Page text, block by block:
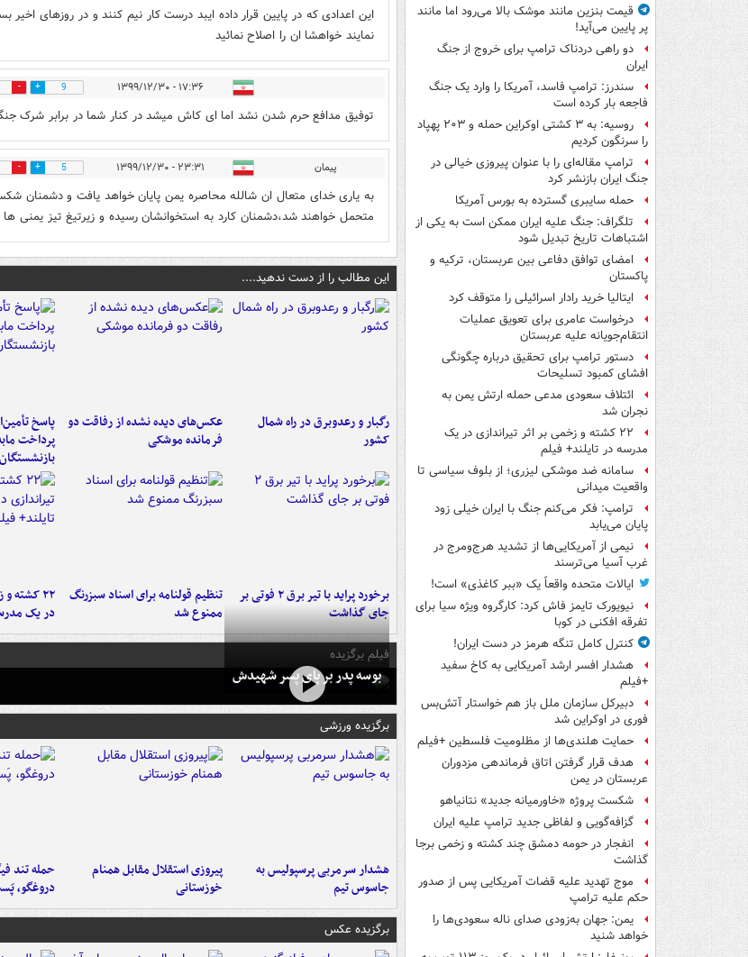
قیمت بنزین مانند موشک بالا می‌رود اما مانند
پر پایین می‌آید!
دو راهی دردناک ترامپ برای خروج از جنگ
ایران
سندرز: ترامپ فاسد، آمریکا را وارد یک جنگ
فاجعه بار کرده است
روسیه: به ۳ کشتی اوکراین حمله و ۲۰۳ پهپاد
را سرنگون کردیم
ترامپ مقاله‌ای را با عنوان پیروزی خیالی در
جنگ ایران بازنشر کرد
حمله سایبری گسترده به بورس آمریکا
تلگراف: جنگ علیه ایران ممکن است به یکی از
اشتباهات تاریخ تبدیل شود
امضای توافق دفاعی بین عربستان، ترکیه و
پاکستان
ایتالیا خرید رادار اسرائیلی را متوقف کرد
درخواست عامری برای تعویق عملیات
انتقام‌جویانه علیه عربستان
دستور ترامپ برای تحقیق درباره چگونگی
افشای کمبود تسلیحات
ائتلاف سعودی مدعی حمله ارتش یمن به
نجران شد
۲۲ کشته و زخمی بر اثر تیراندازی در یک
مدرسه در تایلند+ فیلم
سامانه ضد موشکی لیزری؛ از بلوف سیاسی تا
واقعیت میدانی
ترامپ: فکر می‌کنم جنگ با ایران خیلی زود
پایان می‌یابد
نیمی از آمریکایی‌ها از تشدید هرج‌ومرج در
غرب آسیا می‌ترسند
ایالات متحده واقعاً یک «ببر کاغذی» است!
نیویورک تایمز فاش کرد: کارگروه ویژه سیا برای
تفرقه افکنی در کوبا
کنترل کامل تنگه هرمز در دست ایران!
هشدار افسر ارشد آمریکایی به کاخ سفید
+فیلم
دبیرکل سازمان ملل باز هم خواستار آتش‌بس
فوری در اوکراین شد
حمایت هلندی‌ها از مظلومیت فلسطین +فیلم
هدف قرار گرفتن اتاق‌ فرماندهی مزدوران
عربستان در یمن
شکست پروژه «خاورمیانه جدید» نتانیاهو
گزافه‌گویی و لفاظی جدید ترامپ علیه ایران
انفجار در حومه دمشق چند کشته و زخمی برجا
گذاشت
موج تهدید علیه قضات آمریکایی پس از صدور
حکم علیه ترامپ
یمن: جهان به‌زودی صدای ناله سعودی‌ها را
خواهد شنید
این اعدادی که در پایین قرار داده ایبد درست کار نیم کنند و در روزهای اخیر
نمایند خواهشا ان را اصلاح نمائید
۱۷:۳۶ - ۱۳۹۹/۱۲/۳۰ 9
توفیق مدافع حرم شدن نشد اما ای کاش میشد در کنار شما در برابر شرک
پیمان ۲۳:۳۱ - ۱۳۹۹/۱۲/۳۰ 5
به یاری خدای متعال ان شالله محاصره یمن پایان خواهد یافت و دشمنان
متحمل خواهند شد،دشمنان کارد به استخوانشان رسیده و زیرتیغ تیز یمنی
این مطالب را از دست ندهید....
رگبار و رعدوبرق در راه شمال
کشور
عکس‌های دیده نشده از رفاقت دو
فرمانده‌ موشکی
پاسخ
پرداخت
بازنشستگان
برخورد پراید با تیر برق ۲ فوتی بر
جای گذاشت
تنظیم قولنامه برای اسناد سبزرنگ
ممنوع شد
۲۲ کشته
در یک
فیلم برگزیده
بوسه‌ پدر بر پای پسر شهیدش
برگزیده ورزشی
هشدار سرمربی پرسپولیس به
جاسوس تیم
پیروزی استقلال مقابل همنام
خوزستانی
حمله تند
دروغگو،
برگزیده عکس